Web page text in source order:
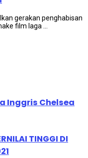
gerakan penghabisan
film laga ...
Inggris Chelsea
TINGGI DI